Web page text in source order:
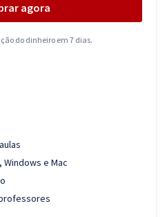
agora
do dinheiro em 7 dias.
e Mac